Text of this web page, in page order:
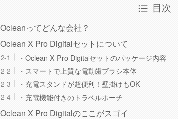
目次
Ocleanってどんな会社？
Oclean X Pro Digitalセットについて
・Oclean X Pro Digitalセットのパッケージ内容
・スマートで上質な電動歯ブラシ本体
・充電スタンドが超便利！壁掛けもOK
・充電機能付きのトラベルポーチ
Oclean X Pro Digitalのここがスゴイ